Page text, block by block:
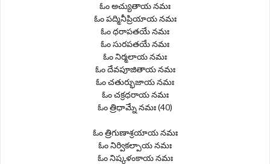
ఓం అచ్యుతాయ నమః
ఓం పద్మినీప్రియాయ నమః
ఓం ధరాపతయే నమః
ఓం సురపతయే నమః
ఓం నిర్మలాయ నమః
ఓం దేవపూజితాయ నమః
ఓం చతుర్భుజాయ నమః
ఓం చక్రధరాయ నమః
ఓం త్రిధామ్నే నమః (40)
ఓం త్రిగుణాశ్రయాయ నమః
ఓం నిర్వికల్పాయ నమః
ఓం నిష్కళంకాయ నమః